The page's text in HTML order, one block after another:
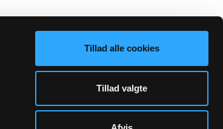
Tillad alle cookies
Tillad valgte